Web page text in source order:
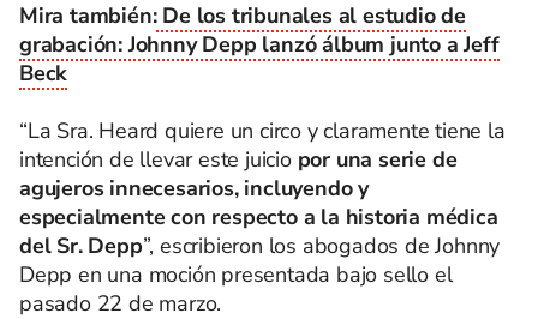
Mira también:De los tribunales al estudio de
grabación: Johnny Depp lanzó álbum junto a Jeff
Beck
“La Sra. Heard quiere un circo y claramente tiene la
intención de llevar este juicio por una serie de
agujeros innecesarios, incluyendo y
especialmente con respecto a la historia médica
del Sr. Depp”, escribieron los abogados de Johnny
Depp en una moción presentada bajo sello el
pasado 22 de marzo.